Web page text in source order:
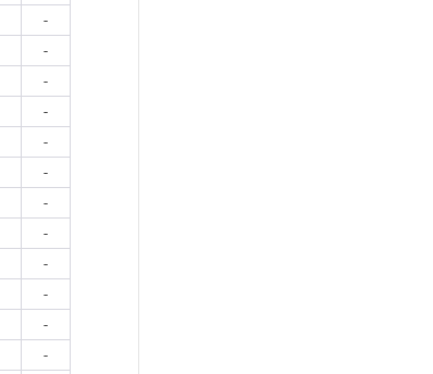
-
-
-
-
-
-
-
-
-
-
-
-